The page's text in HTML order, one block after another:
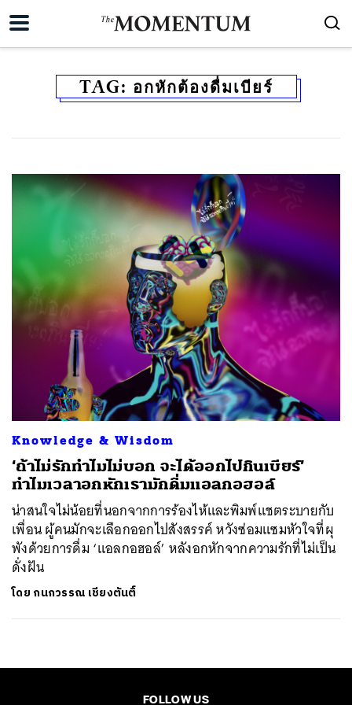
TAG: อกหักต้องดื่มเบียร์
Knowledge & Wisdom
‘ถ้าไม่รักทำไมไม่บอก จะได้ออกไปกินเบียร์’
ทำไมเวลาอกหักเรามักดื่มแอลกอฮอล์
น่าสนใจไม่น้อยที่นอกจากการร้องไห้และพิมพ์แชตระบายกับ
เพื่อน ผู้คนมักจะเลือกออกไปสังสรรค์ หวังซ่อมแซมหัวใจที่ผุ
พังด้วยการดื่ม ‘แอลกอฮอล์’ หลังอกหักจากความรักที่ไม่เป็น
ดั่งฝัน
โดย กนกวรรณ เชียงตันติ์
FOLLOW US
ค้นหา
SHARE TWEET LINE EMAIL